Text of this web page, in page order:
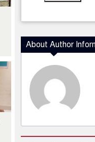
About Author